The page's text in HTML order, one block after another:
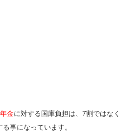
金に対する国庫負担は、7割ではなく
る事になっています。